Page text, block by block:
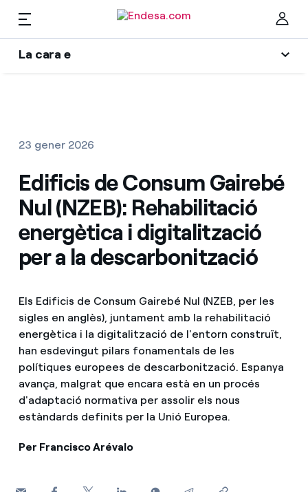
La cara e
Autors
Una resposta
El llegat que serem
Wikivatios
Music Lover
Llars
Troba la tarifa que més et convé
Compara les nostres tarifes d’empresa i estalvia
altre
Com puc veure les meves factures d'Endesa?
Com canviar el titular del contracte?
Has rebut una oferta per canviar de companyia?
Ofertes per a autònoms i Pymes
Serveis
Mobilitat
PARA TI
Solar
Climatització
T'ajudem
23 gener 2026
Edificis de Consum Gairebé
Nul (NZEB): Rehabilitació
energètica i digitalització
per a la descarbonització
Els Edificis de Consum Gairebé Nul (NZEB, per les
sigles en anglès), juntament amb la rehabilitació
energètica i la digitalització de l'entorn construït,
han esdevingut pilars fonamentals de les
polítiques europees de descarbonització. Espanya
avança, malgrat que encara està en un procés
d'adaptació normativa per assolir els nous
estàndards definits per la Unió Europea.
Per Francisco Arévalo